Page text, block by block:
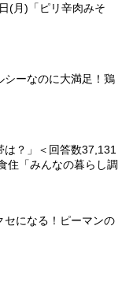
(月)「ピリ辛肉みそ
シーなのに大満足！鶏
は？」＜回答数37,131
住「みんなの暮らし調
セになる！ピーマンの